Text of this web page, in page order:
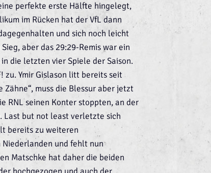
perfekte erste Hälfte hingelegt,
im Rücken hat der VfL dann
und sich noch leicht
aber das 29:29-Remis war ein
die letzten vier Spiele der Saison.
zu. Ymir Gislason litt bereits seit
muss die Blessur aber jetzt
RNL seinen Konter stoppten, an der
Last but not least verletzte sich
bereits zu weiteren
und fehlt nun
Matschke hat daher die beiden